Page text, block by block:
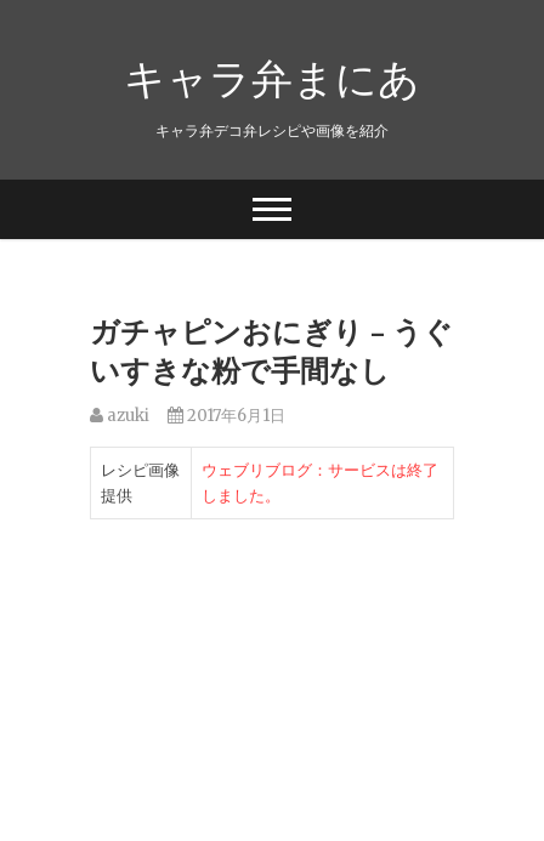
キャラ弁まにあ
キャラ弁デコ弁レシピや画像を紹介
ガチャピンおにぎり – うぐ
いすきな粉で手間なし
azuki 2017年6月1日
レシピ画像
提供
ウェブリブログ：サービスは終了
しました。